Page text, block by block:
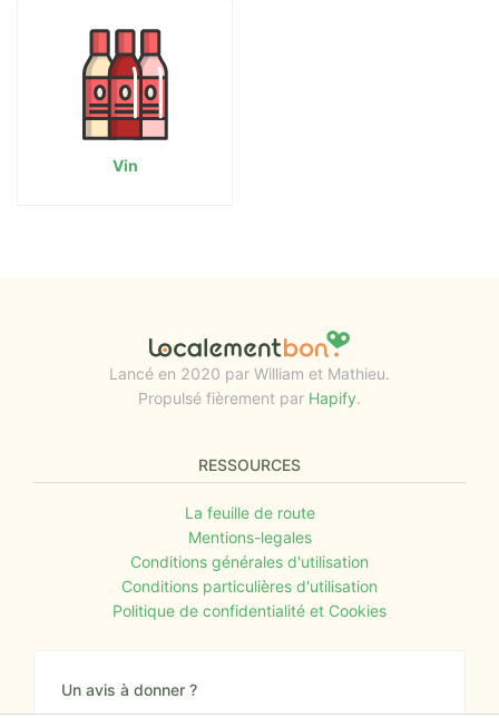
Vin
Lancé en 2020 par William et Mathieu.
Propulsé fièrement par Hapify.
RESSOURCES
La feuille de route
Mentions-legales
Conditions générales d'utilisation
Conditions particulières d'utilisation
Politique de confidentialité et Cookies
Un avis à donner ?